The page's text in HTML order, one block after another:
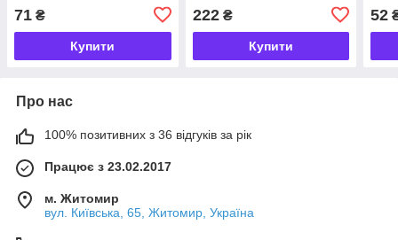
71 ₴
Купити
222₴
Купити
52
Про нас
100% позитивних з 36 відгуків за рік
Працює з 23.02.2017
м. Житомир
вул. Київська, 65, Житомир, Україна